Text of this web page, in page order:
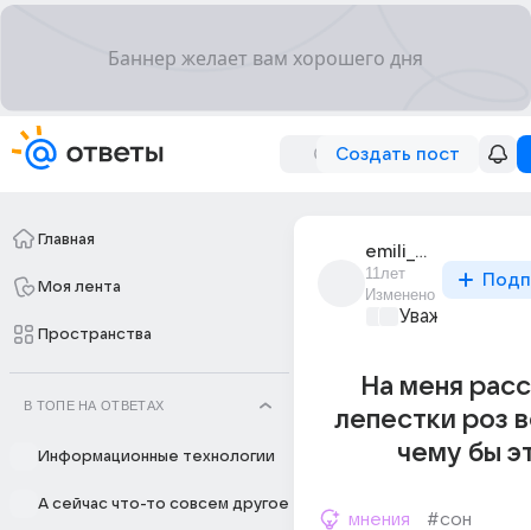
Создать пост
Главная
Моя лента
Пространства
В ТОПЕ НА ОТВЕТАХ
Информационные технологии
А сейчас что-то совсем другое
emili_457
11лет
Изменено
Уважаемый
На меня
лепестки роз
чему бы
мнения #сон